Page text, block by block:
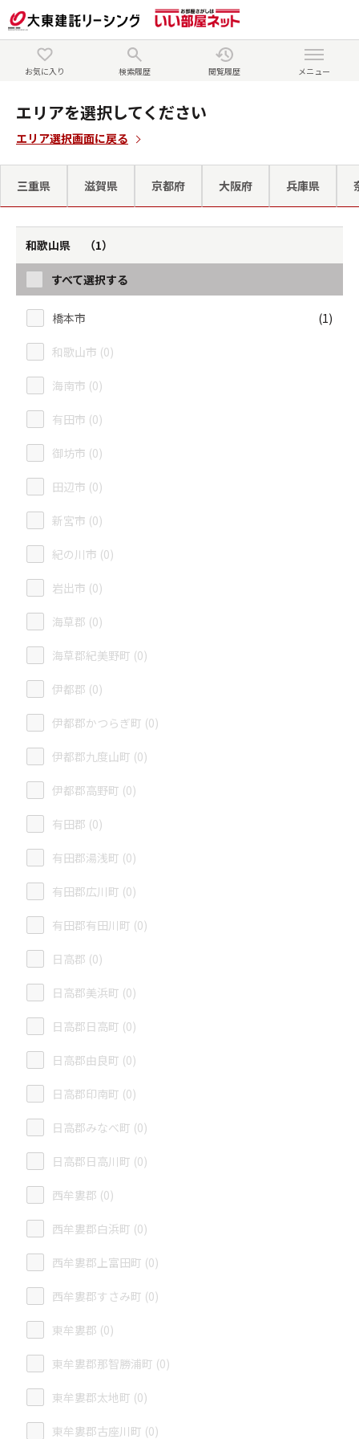
お気に入り 検索履歴 閲覧履歴 メニュー
エリアを選択してください
エリア選択画面に戻る
三重県 滋賀県 京都府 大阪府 兵庫県
和歌山県 （1）
すべて選択する
橋本市 (1)
和歌山市 (0)
海南市 (0)
有田市 (0)
御坊市 (0)
田辺市 (0)
新宮市 (0)
紀の川市 (0)
岩出市 (0)
海草郡 (0)
海草郡紀美野町 (0)
伊都郡 (0)
伊都郡かつらぎ町 (0)
伊都郡九度山町 (0)
伊都郡高野町 (0)
有田郡 (0)
有田郡湯浅町 (0)
有田郡広川町 (0)
有田郡有田川町 (0)
日高郡 (0)
日高郡美浜町 (0)
日高郡日高町 (0)
日高郡由良町 (0)
日高郡印南町 (0)
日高郡みなべ町 (0)
日高郡日高川町 (0)
西牟婁郡 (0)
西牟婁郡白浜町 (0)
西牟婁郡上富田町 (0)
西牟婁郡すさみ町 (0)
東牟婁郡 (0)
東牟婁郡那智勝浦町 (0)
東牟婁郡太地町 (0)
東牟婁郡古座川町 (0)